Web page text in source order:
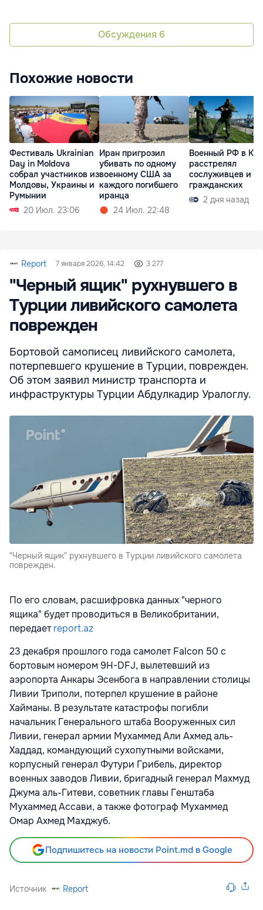
Обсуждения 6
Похожие новости
Фестиваль Ukrainian
Day in Moldova
собрал участников из
Молдовы, Украины и
Румынии
20 Июл. 23:06
Иран пригрозил
убивать по одному
военному США за
каждого погибшего
иранца
24 Июл. 22:48
Военный РФ в
расстрелял
сослуживцев и
гражданских
2 дня назад
Report 7 января 2026, 14:42 3 277
"Черный ящик" рухнувшего в
Турции ливийского самолета
поврежден
Бортовой самописец ливийского самолета,
потерпевшего крушение в Турции, поврежден.
Об этом заявил министр транспорта и
инфраструктуры Турции Абдулкадир Уралоглу.
"Черный ящик" рухнувшего в Турции ливийского самолета
поврежден.
По его словам, расшифровка данных "черного
ящика" будет проводиться в Великобритании,
передаетreport.az
23 декабря прошлого года самолет Falcon 50 с
бортовым номером 9H-DFJ, вылетевший из
аэропорта Анкары Эсенбога в направлении столицы
Ливии Триполи, потерпел крушение в районе
Хайманы. В результате катастрофы погибли
начальник Генерального штаба Вооруженных сил
Ливии, генерал армии Мухаммед Али Ахмед аль-
Хаддад, командующий сухопутными войсками,
корпусный генерал Футури Грибель, директор
военных заводов Ливии, бригадный генерал Махмуд
Джума аль-Гитеви, советник главы Генштаба
Мухаммед Ассави, а также фотограф Мухаммед
Омар Ахмед Махджуб.
Подпишитесь на новости Point.md в Google
Источник Report